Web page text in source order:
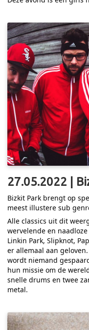
27.05.2022 |
Bizkit Park brengt op
meest illustere sub
Alle classics uit dit
wervelende en
Linkin Park, Slipknot,
er allemaal aan geloven.
wordt niemand
hun missie om de
snelle drums en twee
metal.